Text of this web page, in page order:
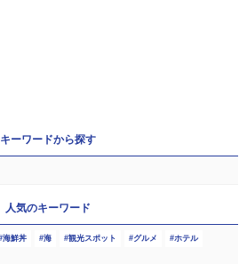
キーワードから探す
人気のキーワード
海鮮丼 海 観光スポット グルメ ホテル